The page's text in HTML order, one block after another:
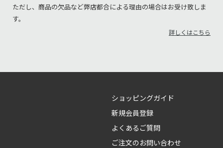
ただし、商品の欠品など弊店都合による理由の場合はお受け致しま
す。
詳しくはこちら
ショッピングガイド
新規会員登録
よくあるご質問
ご注文のお問い合わせ